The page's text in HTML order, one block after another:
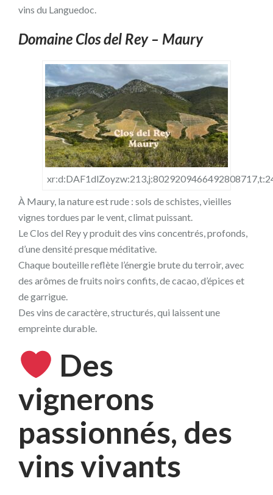
vins du Languedoc.
Domaine Clos del Rey – Maury
À Maury, la nature est rude : sols de schistes, vieilles
vignes tordues par le vent, climat puissant.
Le Clos del Rey y produit des vins concentrés, profonds,
d’une densité presque méditative.
Chaque bouteille reflète l’énergie brute du terroir, avec
des arômes de fruits noirs confits, de cacao, d’épices et
de garrigue.
Des vins de caractère, structurés, qui laissent une
empreinte durable.
Des
vignerons
passionnés, des
vins vivants